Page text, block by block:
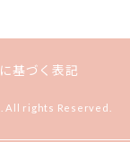
基づく表記
. All rights Reserved.